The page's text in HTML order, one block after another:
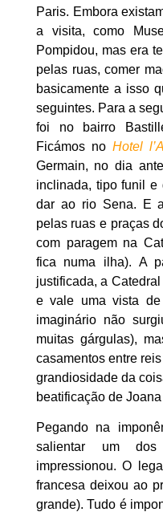
Paris. Embora
a visita, como
Pompidou, mas era
pelas ruas, comer
basicamente a isso
seguintes. Para a
foi no bairro
Ficámos no Hotel
Germain, no dia
inclinada, tipo funil e
dar ao rio Sena. E
pelas ruas e praças
com paragem na
fica numa ilha). A
justificada, a
e vale uma vista
imaginário não
muitas gárgulas),
casamentos entre
grandiosidade da
beatificação de
Pegando na
salientar um
impressionou. O
francesa deixou ao
grande). Tudo é